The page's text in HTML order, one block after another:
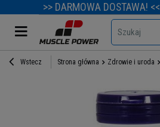
>> DARMOWA DOSTAWA! <<
Szukaj
Wstecz Strona główna Zdrowie i uroda